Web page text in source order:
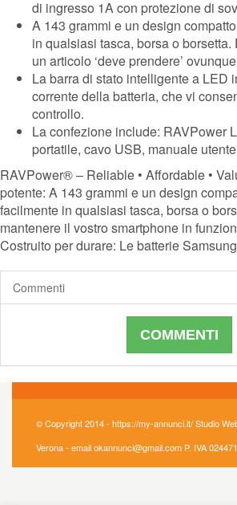
di ingresso 1A con protezione di
A 143 grammi e un design
in qualsiasi tasca, borsa o
un articolo ‘deve prendere’
La barra di stato intelligente a LED
corrente della batteria, che vi
controllo.
La confezione include: RAVPower
portatile, cavo USB, manuale
RAVPower® – Reliable • Affordable •
potente: A 143 grammi e un design
facilmente in qualsiasi tasca, borsa o
mantenere il vostro smartphone in
Costruito per durare: Le batterie Samsung
Commenti
COMMENTI
© Copyright 2014 - https://my-annunci.it/ Studio
Verona - email okannunci@gmail.com P. IVA